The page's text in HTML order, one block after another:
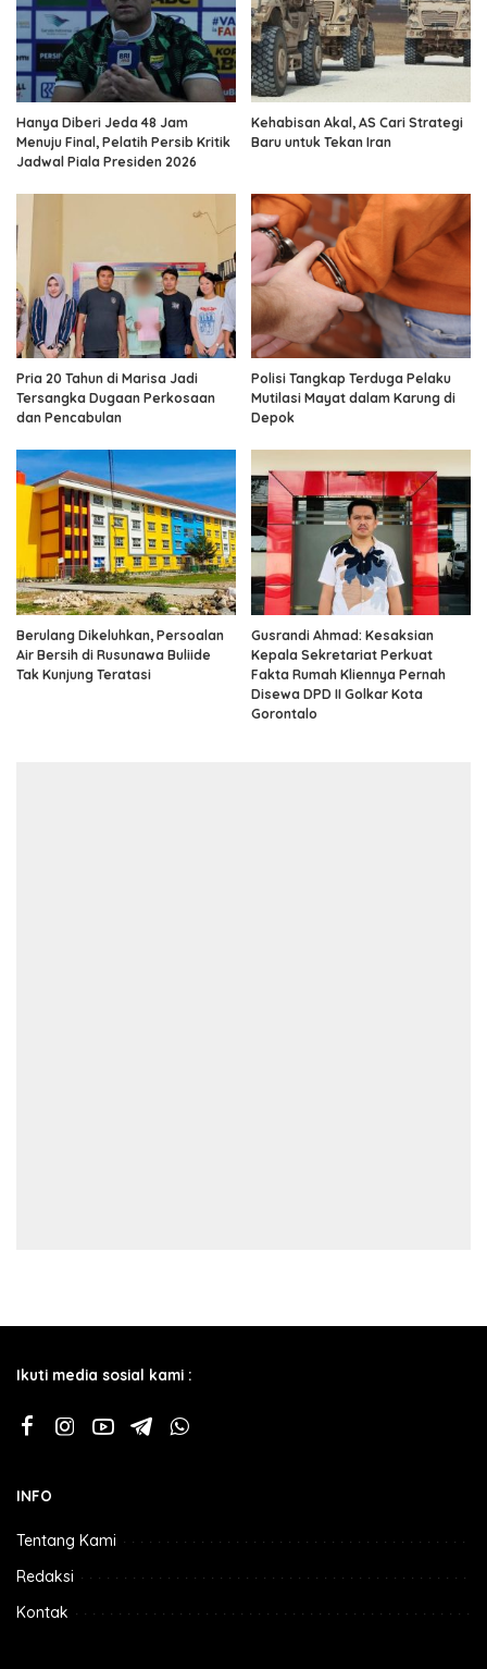
Hanya Diberi Jeda 48 Jam
Menuju Final, Pelatih Persib Kritik
Jadwal Piala Presiden 2026
Kehabisan Akal, AS Cari Strategi
Baru untuk Tekan Iran
Pria 20 Tahun di Marisa Jadi
Tersangka Dugaan Perkosaan
dan Pencabulan
Polisi Tangkap Terduga Pelaku
Mutilasi Mayat dalam Karung di
Depok
Berulang Dikeluhkan, Persoalan
Air Bersih di Rusunawa Buliide
Tak Kunjung Teratasi
Gusrandi Ahmad: Kesaksian
Kepala Sekretariat Perkuat
Fakta Rumah Kliennya Pernah
Disewa DPD II Golkar Kota
Gorontalo
Ikuti media sosial kami :
INFO
Tentang Kami
Redaksi
Kontak